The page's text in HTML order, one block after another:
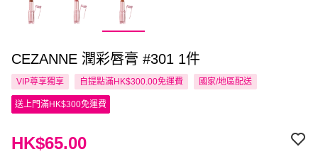
CEZANNE 潤彩唇膏 #301 1件
VIP尊享獨享 自提點滿HK$300.00免運費 國家/地區配送
送上門滿HK$300免運費
HK$65.00